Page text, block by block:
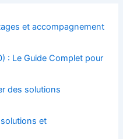
et accompagnement
: Le Guide Complet pour
des solutions
et